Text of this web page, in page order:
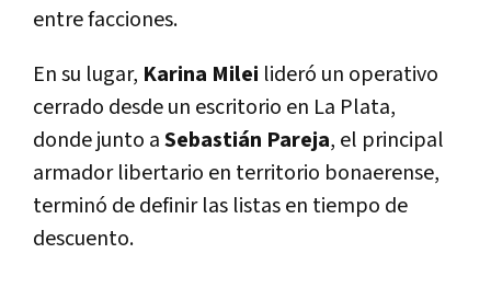
entre facciones.
En su lugar, Karina Milei lideró un operativo
cerrado desde un escritorio en La Plata,
donde junto aSebastián Pareja, el principal
armador libertario en territorio bonaerense,
terminó de definir las listas en tiempo de
descuento.